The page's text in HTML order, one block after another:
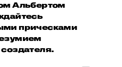
Альбертом
прическами